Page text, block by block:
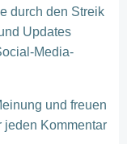
durch den Streik
Updates
Media-
und freuen
jeden Kommentar